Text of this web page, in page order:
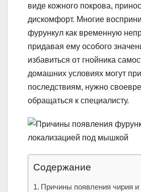
виде кожного покрова,
дискомфорт. Многие
фурункул как временную
придавая ему особого
избавиться от гнойника
домашних условиях могут
последствиям, нужно
обращаться к специалисту.
Содержание
Причины появления чирия и